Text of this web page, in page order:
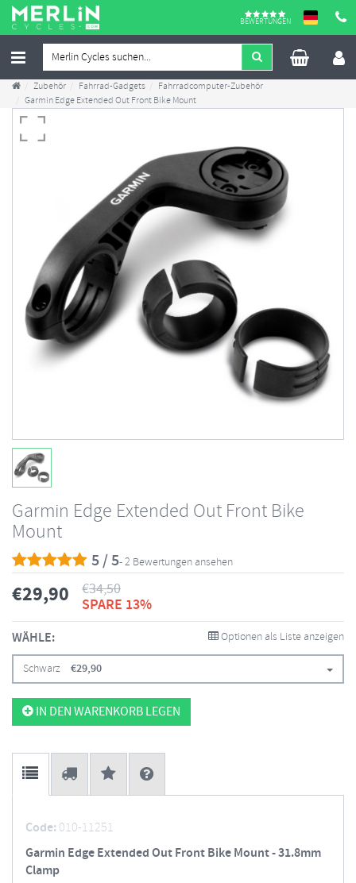
BEWERTUNGEN
Zubehör Fahrrad-Gadgets
Fahrradcomputer-Zubehör
Garmin Edge Extended Out Front Bike Mount
Garmin Edge Extended Out Front Bike
Mount
5 / 5- 2 Bewertungen ansehen
€29,90 €34,50
SPARE 13%
WÄHLE: Optionen als Liste anzeigen
Schwarz €29,90
IN DEN WARENKORB LEGEN
Code: 010-11251
Garmin Edge Extended Out Front Bike Mount - 31.8mm
Clamp